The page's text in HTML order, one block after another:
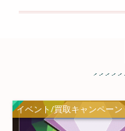
イベント/買取キャンペーン